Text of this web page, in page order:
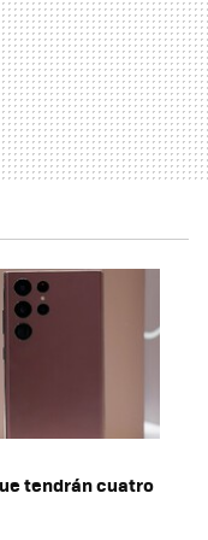
tendrán cuatro